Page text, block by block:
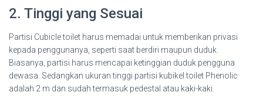
2. Tinggi yang Sesuai
Partisi Cubicle toilet harus memadai untuk memberikan privasi
kepada penggunanya, seperti saat berdiri maupun duduk.
Biasanya, partisi harus mencapai ketinggian duduk pengguna
dewasa. Sedangkan ukuran tinggi partisi kubikel toilet Phenolic
adalah 2 m dan sudah termasuk pedestal atau kaki-kaki.